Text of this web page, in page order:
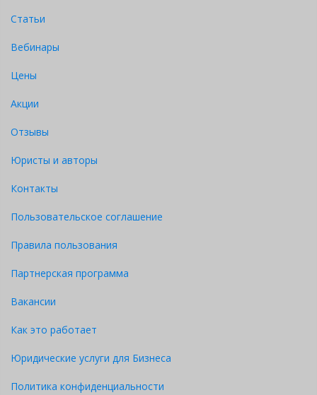
Статьи
Вебинары
Цены
Акции
Отзывы
Юристы и авторы
Контакты
Пользовательское соглашение
Правила пользования
Партнерская программа
Вакансии
Как это работает
Юридические услуги для Бизнеса
Политика конфиденциальности